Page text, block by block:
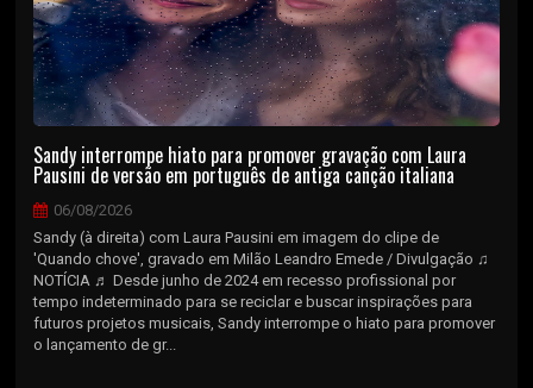
Sandy interrompe hiato para promover gravação com Laura
Pausini de versão em português de antiga canção italiana
06/08/2026
Sandy (à direita) com Laura Pausini em imagem do clipe de
'Quando chove', gravado em Milão Leandro Emede / Divulgação ♫
NOTÍCIA ♬ Desde junho de 2024 em recesso profissional por
tempo indeterminado para se reciclar e buscar inspirações para
futuros projetos musicais, Sandy interrompe o hiato para promover
o lançamento de gr...